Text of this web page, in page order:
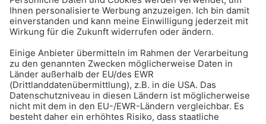
BAU-Index Newsletter
Erhalten Sie regelmäßig Benachrichtigungen zu den
Zur Anmeldung
Meistgelesen:Bauwerksabdichtung